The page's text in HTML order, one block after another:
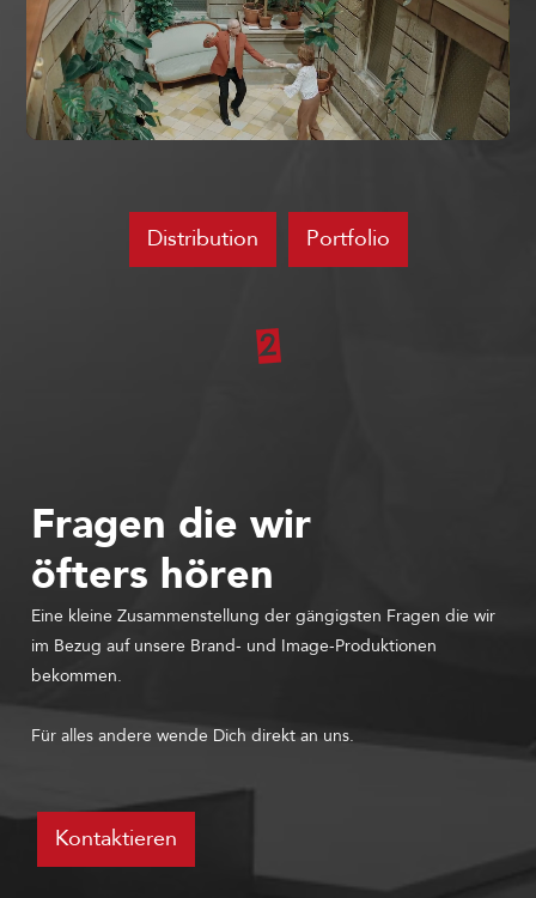
Distribution Portfolio
Fragen die wir
öfters hören
Eine kleine Zusammenstellung der gängigsten Fragen die wir
im Bezug auf unsere Brand- und Image-Produktionen
bekommen.
Für alles andere wende Dich direkt an uns.
Kontaktieren